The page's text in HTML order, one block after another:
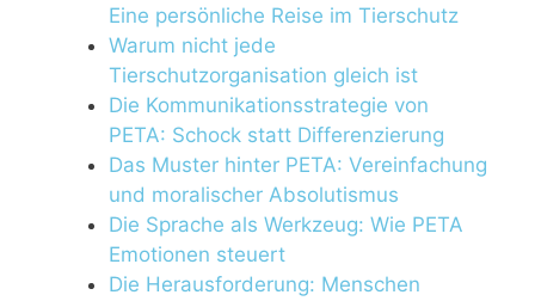
Eine persönliche Reise im Tierschutz
Warum nicht jede
Tierschutzorganisation gleich ist
Die Kommunikationsstrategie von
PETA: Schock statt Differenzierung
Das Muster hinter PETA: Vereinfachung
und moralischer Absolutismus
Die Sprache als Werkzeug: Wie PETA
Emotionen steuert
Die Herausforderung: Menschen